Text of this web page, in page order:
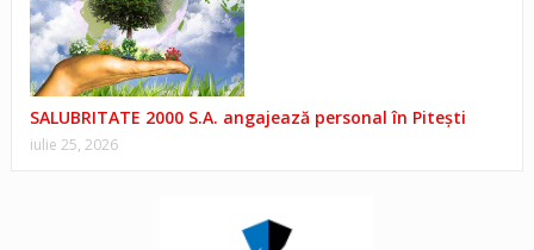
SALUBRITATE 2000 S.A. angajează personal în Pitești
iulie 25, 2026